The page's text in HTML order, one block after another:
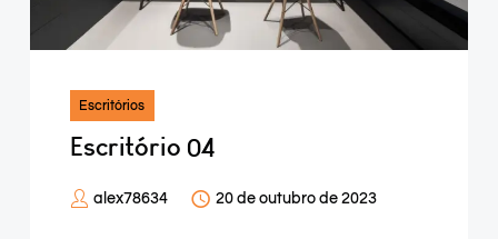
Escritórios
Escritório 04
alex78634 20 de outubro de 2023